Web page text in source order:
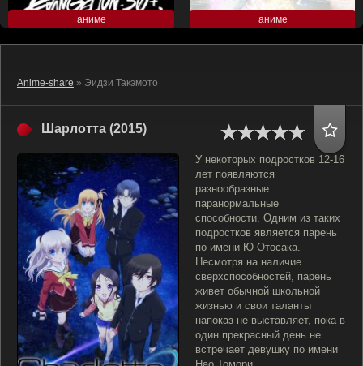
аниме аниме
Anime-share » Эидзи Такэмото
Шарлотта (2015)
У некоторых подростков 12-16
лет появляются
разнообразные
паранормальные
способности. Одним из таких
подростков является парень
по имени Ю Отосака.
Несмотря на наличие
сверхспособностей, парень
живет обычной школьной
жизнью и свои таланты
напоказ не выставляет, пока в
один прекрасный день не
встречает девушку по имени